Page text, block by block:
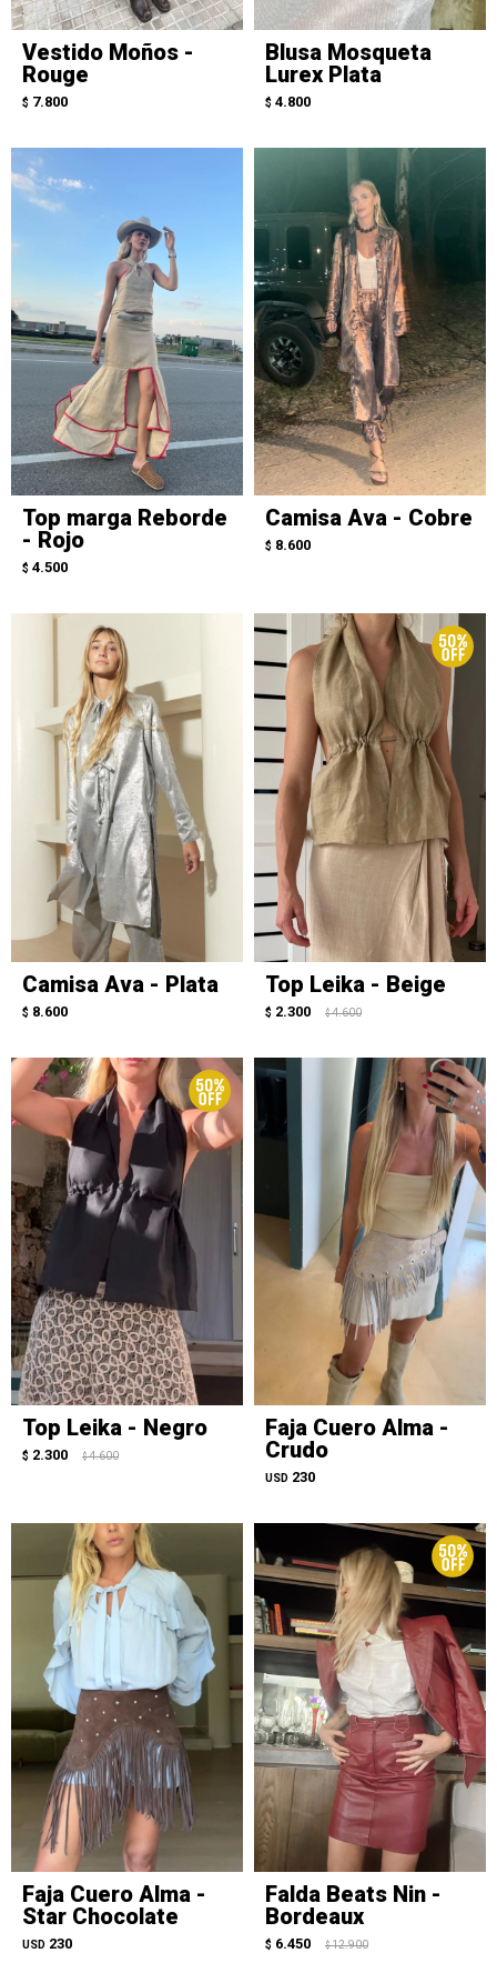
Vestido Moños -
Rouge
$ 7.800
Blusa Mosqueta
Lurex Plata
$ 4.800
Top marga Reborde
- Rojo
$ 4.500
Camisa Ava - Cobre
$ 8.600
Camisa Ava - Plata
$ 8.600
Top Leika - Beige
$ 2.300 $ 4.600
Top Leika - Negro
$ 2.300 $ 4.600
Faja Cuero Alma -
Crudo
USD 230
Faja Cuero Alma -
Star Chocolate
USD 230
Falda Beats Nin -
Bordeaux
$ 6.450 $ 12.900